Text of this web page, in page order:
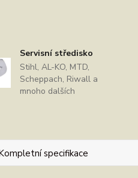
Servisní středisko
Stihl, AL-KO, MTD,
Scheppach, Riwall a
mnoho dalších
specifikace